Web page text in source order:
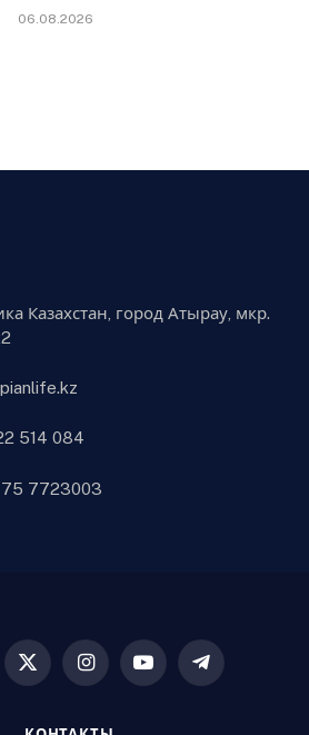
06.08.2026
Казахстан, город Атырау, мкр.
514 084
7723003
X
InstagramYouTubeTelegram